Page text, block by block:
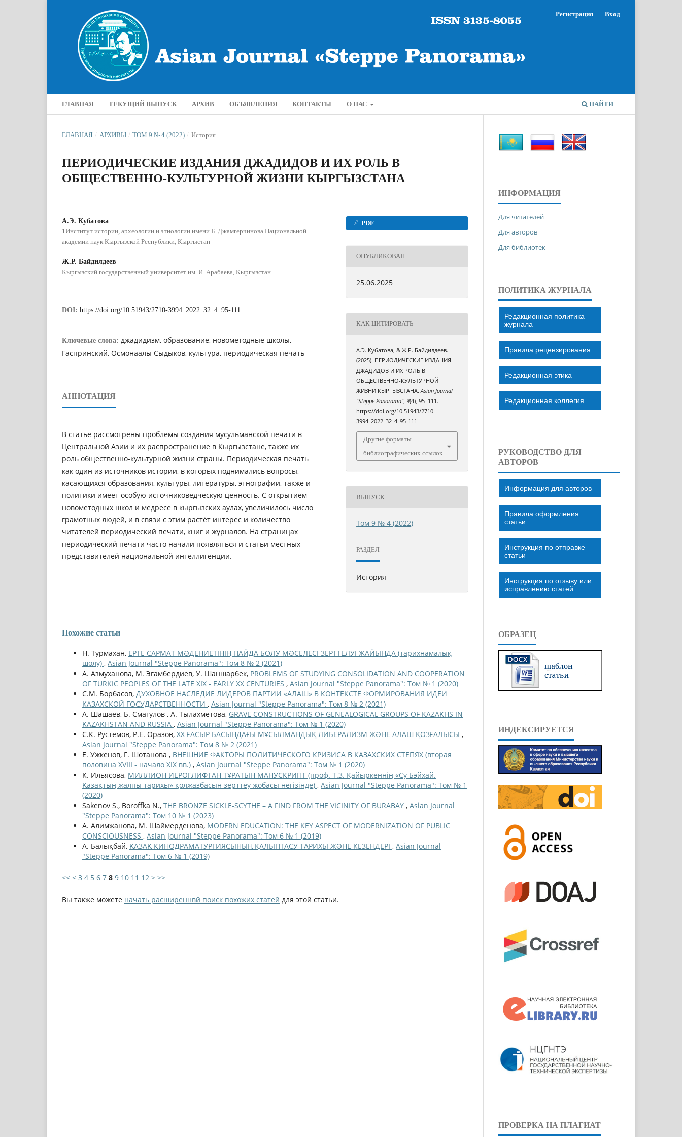
ГЛАВНАЯ ТЕКУЩИЙ ВЫПУСК АРХИВ ОБЪЯВЛЕНИЯ КОНТАКТЫ О НАС НАЙТИ
Регистрация Вход
ГЛАВНАЯ / АРХИВЫ / ТОМ 9 № 4 (2022) / История
ПЕРИОДИЧЕСКИЕ ИЗДАНИЯ ДЖАДИДОВ И ИХ РОЛЬ В
ОБЩЕСТВЕННО-КУЛЬТУРНОЙ ЖИЗНИ КЫРГЫЗСТАНА
А.Э. Кубатова
1Институт истории, археологии и этнологии имени Б. Джамгерчинова Национальной
академии наук Кыргызской Республики, Кыргыстан
Ж.Р. Байдилдеев
Кыргызский государственный университет им. И. Арабаева, Кыргызстан
DOI: https://doi.org/10.51943/2710-3994_2022_32_4_95-111
Ключевые слова: джадидизм, образование, новометодные школы,
Гаспринский, Осмонаалы Сыдыков, культура, периодическая печать
АННОТАЦИЯ
В статье рассмотрены проблемы создания мусульманской печати в
Центральной Азии и их распространение в Кыргызстане, также их
роль общественно-культурной жизни страны. Периодическая печать
как один из источников истории, в которых поднимались вопросы,
касающихся образования, культуры, литературы, этнографии, также и
политики имеет особую источниковедческую ценность. С открытием
новометодных школ и медресе в кыргызских аулах, увеличилось число
грамотных людей, и в связи с этим растёт интерес и количество
читателей периодический печати, книг и журналов. На страницах
периодический печати часто начали появляться и статьи местных
представителей национальной интеллигенции.
PDF
ОПУБЛИКОВАН
25.06.2025
КАК ЦИТИРОВАТЬ
А.Э. Кубатова, & Ж.Р. Байдилдеев.
(2025). ПЕРИОДИЧЕСКИЕ ИЗДАНИЯ
ДЖАДИДОВ И ИХ РОЛЬ В
ОБЩЕСТВЕННО-КУЛЬТУРНОЙ
ЖИЗНИ КЫРГЫЗСТАНА.Asian Journal
"Steppe Panorama", 9(4), 95–111.
https://doi.org/10.51943/2710-
3994_2022_32_4_95-111
Другие форматы
библиографических ссылок
ВЫПУСК
Том 9 № 4 (2022)
РАЗДЕЛ
История
Похожие статьи
Н. Турмахан, ЕРТЕ САРМАТ МƏДЕНИЕТІНІҢ ПАЙДА БОЛУ МƏСЕЛЕСІ ЗЕРТТЕЛУІ ЖАЙЫНДА (тарихнамалық
шолу) , Asian Journal "Steppe Panorama": Том 8 № 2 (2021)
А. Азмуханова, М. Эгамбердиев, У. Шаншарбек, PROBLEMS OF STUDYING CONSOLIDATION AND COOPERATION
OF TURKIC PEOPLES OF THE LATE XIX - EARLY XX CENTURIES , Asian Journal "Steppe Panorama": Том № 1 (2020)
С.М. Борбасов, ДУХОВНОЕ НАСЛЕДИЕ ЛИДЕРОВ ПАРТИИ «АЛАШ» В КОНТЕКСТЕ ФОРМИРОВАНИЯ ИДЕИ
КАЗАХСКОЙ ГОСУДАРСТВЕННОСТИ , Asian Journal "Steppe Panorama": Том 8 № 2 (2021)
А. Шашаев, Б. Смагулов , А. Тылахметова, GRAVE CONSTRUCTIONS OF GENEALOGICAL GROUPS OF KAZAKHS IN
KAZAKHSTAN AND RUSSIA , Asian Journal "Steppe Panorama": Том № 1 (2020)
С.К. Рустемов, Р.Е. Оразов, ХХ ҒАСЫР БАСЫНДАҒЫ МҰСЫЛМАНДЫҚ ЛИБЕРАЛИЗМ ЖƏНЕ АЛАШ ҚОЗҒАЛЫСЫ ,
Asian Journal "Steppe Panorama": Том 8 № 2 (2021)
Е. Ужкенов, Г. Шотанова , ВНЕШНИЕ ФАКТОРЫ ПОЛИТИЧЕСКОГО КРИЗИСА В КАЗАХСКИХ СТЕПЯХ (вторая
половина XVIII - начало XIX вв.) , Asian Journal "Steppe Panorama": Том № 1 (2020)
К. Ильясова, МИЛЛИОН ИЕРОГЛИФТАН ТҰРАТЫН МАНУСКРИПТ (проф. Т.З. Қайыркеннің «Су Бэйхай.
Қазақтың жалпы тарихы» қолжазбасын зерттеу жобасы негізінде) , Asian Journal "Steppe Panorama": Том № 1
(2020)
Sakenov S., Boroffkа N., THE BRONZE SICKLE-SCYTHE – A FIND FROM THE VICINITY OF BURABAY , Asian Journal
"Steppe Panorama": Том 10 № 1 (2023)
А. Алимжанова, М. Шаймерденова, MODERN EDUCATION: THE KEY ASPECT OF MODERNIZATION OF PUBLIC
CONSCIOUSNESS , Asian Journal "Steppe Panorama": Том 6 № 1 (2019)
А. Балықбай, ҚАЗАҚ КИНОДРАМАТУРГИЯСЫНЫҢ ҚАЛЫПТАСУ ТАРИХЫ ЖƏНЕ КЕЗЕҢДЕРІ , Asian Journal
"Steppe Panorama": Том 6 № 1 (2019)
<< < 3 4 5 6 7 8 9 10 11 12 > >>
Вы также можете начать расширеннвй поиск похожих статей для этой статьи.
ИНФОРМАЦИЯ
Для читателей
Для авторов
Для библиотек
ПОЛИТИКА ЖУРНАЛА
Редакционная политика
журнала
Правила рецензирования
Редакционная этика
Редакционная коллегия
РУКОВОДСТВО ДЛЯ
АВТОРОВ
Информация для авторов
Правила оформления
статьи
Инструкция по отправке
статьи
Инструкция по отзыву или
исправлению статей
ОБРАЗЕЦ
ИНДЕКСИРУЕТСЯ
ПРОВЕРКА НА ПЛАГИАТ